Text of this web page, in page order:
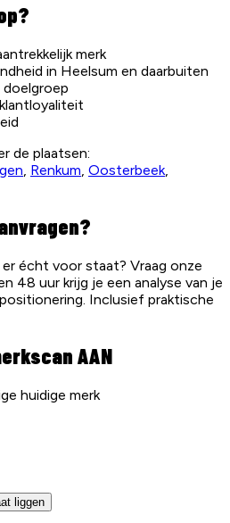
merk
in Heelsum en daarbuiten
de plaatsen:
, Renkum, Oosterbeek,
écht voor staat? Vraag onze
48 uur krijg je een analyse van je
Inclusief praktische
AAN
huidige merk
liggen